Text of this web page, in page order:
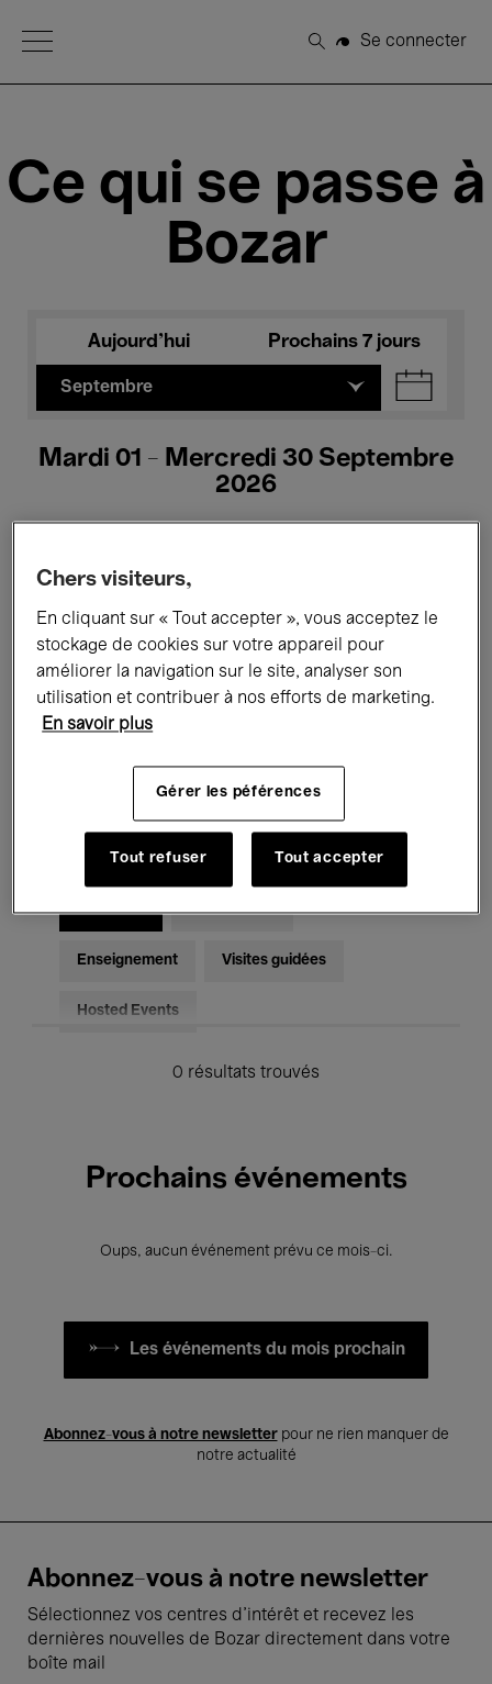
Open Menu
Rechercher
Se connecter
Ce qui se passe à
Bozar
Aujourd'hui Prochains 7 jours
Septembre
Mardi 01 - Mercredi 30 Septembre
2026
Tous les événements Concerts
Expositions Films Performances
Rencontres & Débats
Musique classique Global Music
Musique électronique
Pour tous Kids’ Palace
Enseignement Visites guidées
Hosted Events
0 résultats trouvés
Prochains événements
Oups, aucun événement prévu ce mois-ci.
Les événements du mois prochain
Abonnez-vous à notre newsletterpour ne rien manquer de
notre actualité
Abonnez-vous à notre newsletter
Sélectionnez vos centres d'intérêt et recevez les
dernières nouvelles de Bozar directement dans votre
boîte mail
Chers visiteurs,
En cliquant sur « Tout accepter », vous acceptez le
stockage de cookies sur votre appareil pour
améliorer la navigation sur le site, analyser son
utilisation et contribuer à nos efforts de marketing.
En savoir plus
Gérer les péférences
Tout refuser Tout accepter